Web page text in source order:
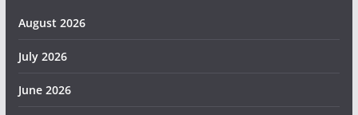
August 2026
July 2026
June 2026